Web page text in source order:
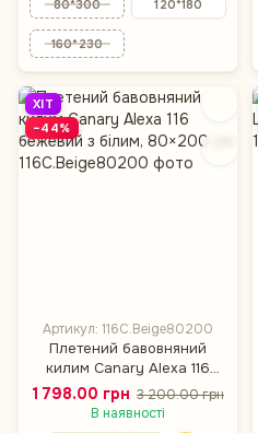
80*300 120*180
160*230
ХІТ
−44%
Артикул: 116C.Beige80200
Плетений бавовняний
килим Canary Alexa 116
бежевий з білим, 80×200
см
1 798.00 грн 3 200.00 грн
В наявності